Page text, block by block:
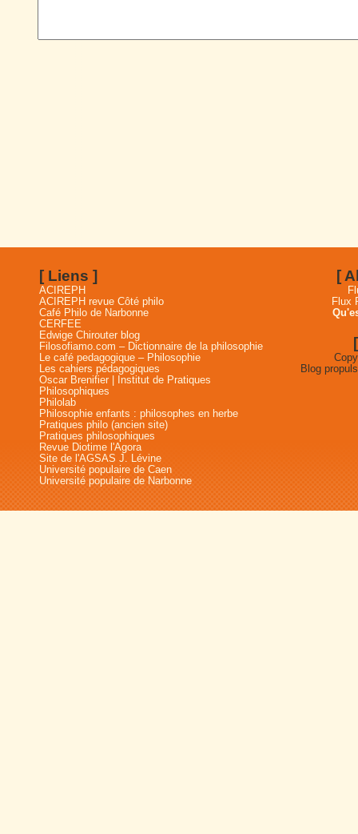
[ Liens ]
ACIREPH
ACIREPH revue Côté philo
Café Philo de Narbonne
CERFEE
Edwige Chirouter blog
Filosofiamo.com – Dictionnaire de la philosophie
Le café pedagogique – Philosophie
Les cahiers pédagogiques
Oscar Brenifier | Institut de Pratiques
Philosophiques
Philolab
Philosophie enfants : philosophes en herbe
Pratiques philo (ancien site)
Pratiques philosophiques
Revue Diotime l'Agora
Site de l'AGSAS J. Lévine
Université populaire de Caen
Université populaire de Narbonne
[
Flux
Blog